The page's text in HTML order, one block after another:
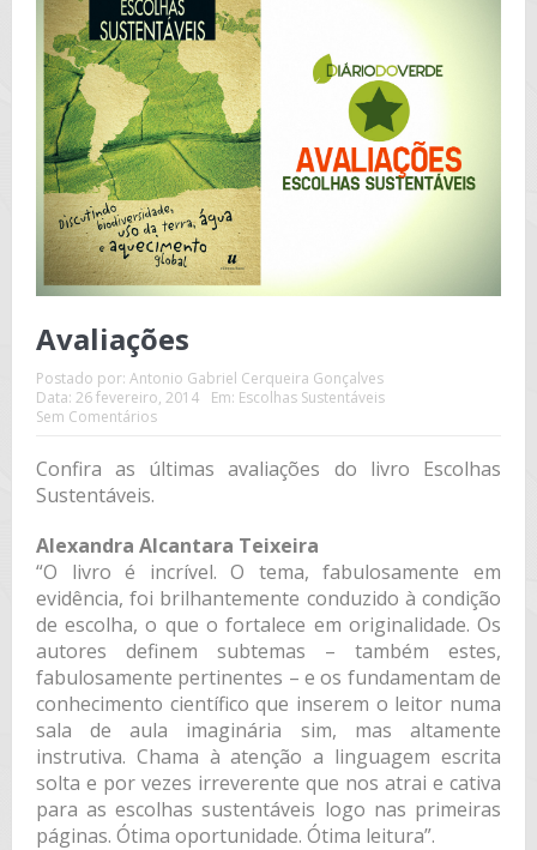
Avaliações
Postado por: Antonio Gabriel Cerqueira Gonçalves
Data: 26 fevereiro, 2014 Em: Escolhas Sustentáveis
Sem Comentários
Confira as últimas avaliações do livro Escolhas
Sustentáveis.
Alexandra Alcantara Teixeira
“O livro é incrível. O tema, fabulosamente em
evidência, foi brilhantemente conduzido à condição
de escolha, o que o fortalece em originalidade. Os
autores definem subtemas – também estes,
fabulosamente pertinentes – e os fundamentam de
conhecimento científico que inserem o leitor numa
sala de aula imaginária sim, mas altamente
instrutiva. Chama à atenção a linguagem escrita
solta e por vezes irreverente que nos atrai e cativa
para as escolhas sustentáveis logo nas primeiras
páginas. Ótima oportunidade. Ótima leitura”.